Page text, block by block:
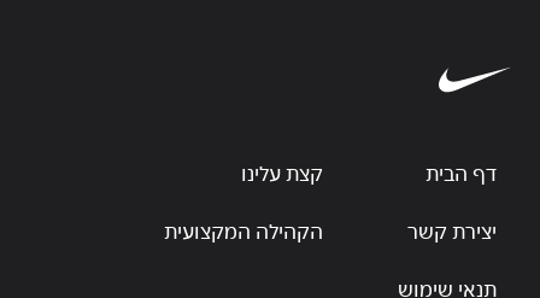
דף הבית קצת עלינו
יצירת קשר הקהילה המקצועית
תנאי שימוש